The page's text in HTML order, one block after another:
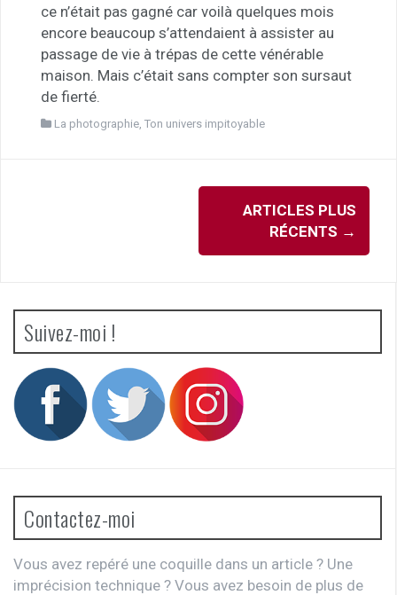
ce n’était pas gagné car voilà quelques mois
encore beaucoup s’attendaient à assister au
passage de vie à trépas de cette vénérable
maison. Mais c’était sans compter son sursaut
de fierté.
La photographie Ton univers impitoyable
ARTICLES PLUS
RÉCENTS →
Suivez-moi !
Contactez-moi
Vous avez repéré une coquille dans un article ? Une
imprécision technique ? Vous avez besoin de plus de